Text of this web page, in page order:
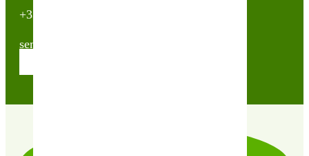
+33(0)2 40 23 63 24
sembio@partnerandco.fr